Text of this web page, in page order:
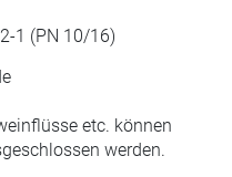
1 (PN 10/16)
etc. können
werden.